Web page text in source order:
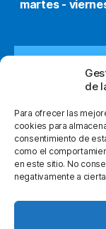
de
Para ofrecer las
cookies para
consentimiento de
como el
en este sitio. No
negativamente a
martes -
© 2026